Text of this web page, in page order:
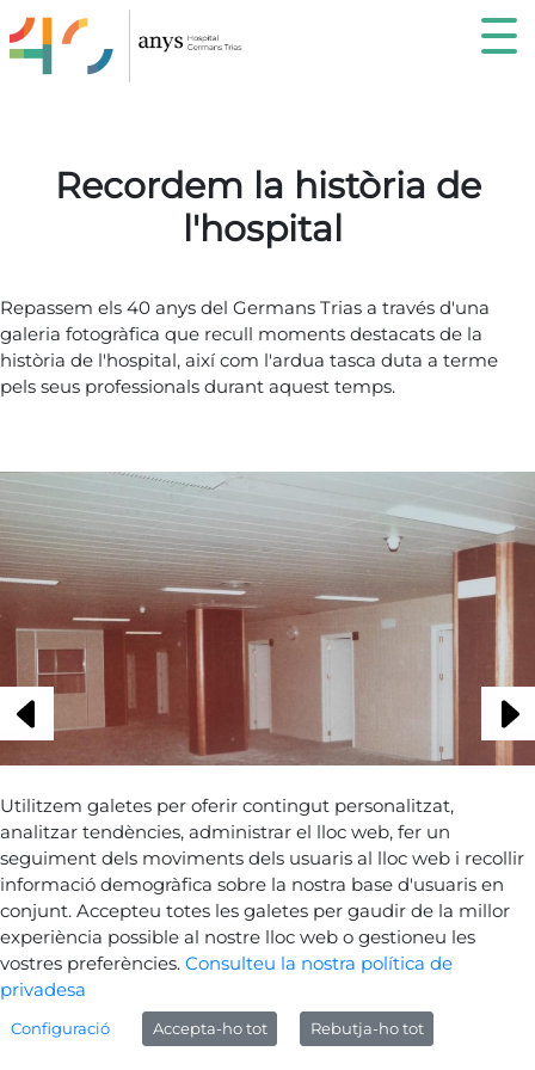
recordemHospital
Recordem la història de
l'hospital
Repassem els 40 anys del Germans Trias a través d'una
galeria fotogràfica que recull moments destacats de la
història de l'hospital, així com l'ardua tasca duta a terme
pels seus professionals durant aquest temps.
Tornar a les fotografies
Sobre Gencat Generalitat de Catalunya
Utilitzem galetes per oferir contingut personalitzat,
analitzar tendències, administrar el lloc web, fer un
seguiment dels moviments dels usuaris al lloc web i recollir
informació demogràfica sobre la nostra base d'usuaris en
conjunt. Accepteu totes les galetes per gaudir de la millor
experiència possible al nostre lloc web o gestioneu les
vostres preferències. Consulteu la nostra política de
privadesa
Configuració Accepta-ho tot Rebutja-ho tot